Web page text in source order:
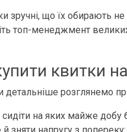
зручні, що їх обирають
топ-менеджмент
квитки
детальніше розглянемо
сидіти на яких майже